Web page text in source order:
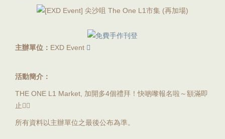
主辦單位： EXD Event
活動簡介：
THE ONE L1 Market, 加開多4個禮拜！快啲嚟報名啦～額滿即
止👍🏻
所有資料以主辦單位之最後公布為準。